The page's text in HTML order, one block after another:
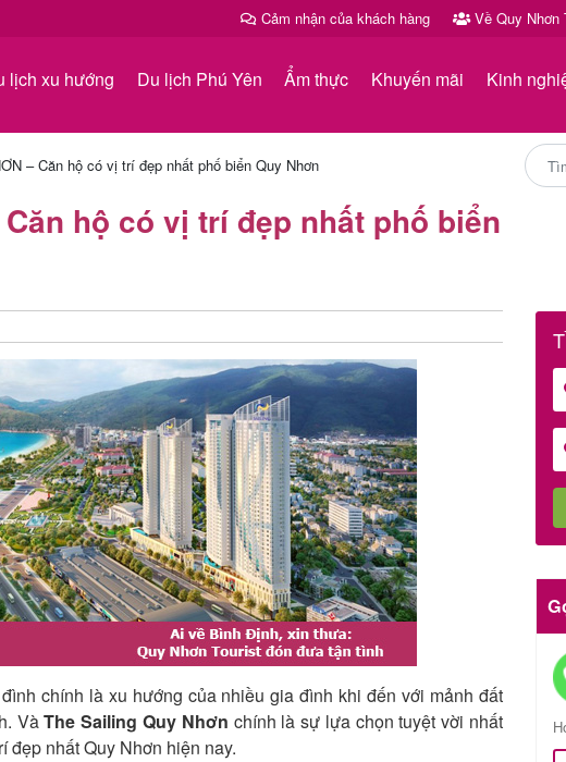
Cảm nhận của khách hàng Về Quy Nhơn
lịch xu hướng Du lịch Phú Yên Ẩm thực Khuyến mãi Kinh
– Căn hộ có vị trí đẹp nhất phố biển Quy Nhơn
Căn hộ có vị trí đẹp nhất phố biển
chính là xu hướng của nhiều gia đình khi đến với mảnh đất
VàThe Sailing Quy Nhơn chính là sự lựa chọn tuyệt vời nhất
đẹp nhất Quy Nhơn hiện nay.